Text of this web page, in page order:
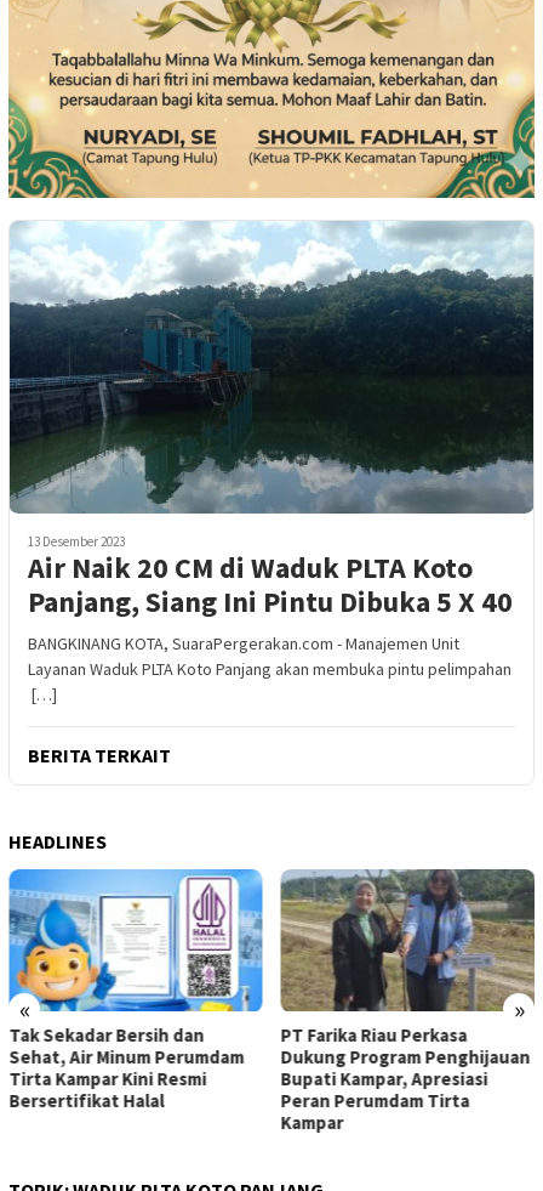
13 Desember 2023
Air Naik 20 CM di Waduk PLTA Koto
Panjang, Siang Ini Pintu Dibuka 5 X 40
BANGKINANG KOTA, SuaraPergerakan.com - Manajemen Unit
Layanan Waduk PLTA Koto Panjang akan membuka pintu pelimpahan
[…]
BERITA TERKAIT
HEADLINES
« »
Tak Sekadar Bersih dan
Sehat, Air Minum Perumdam
Tirta Kampar Kini Resmi
Bersertifikat Halal
PT Farika Riau Perkasa
Dukung Program Penghijauan
Bupati Kampar, Apresiasi
Peran Perumdam Tirta
Kampar